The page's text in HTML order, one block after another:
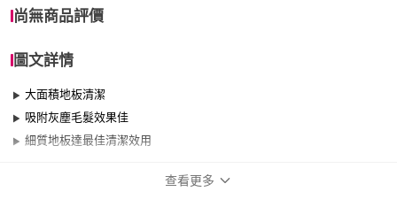
尚無商品評價
圖文詳情
大面積地板清潔
吸附灰塵毛髮效果佳
細質地板達最佳清潔效用
查看更多